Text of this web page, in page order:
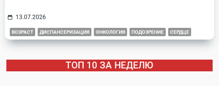
13.07.2026
ВОЗРАСТ ДИСПАНСЕРИЗАЦИЯ ОНКОЛОГИЯ ПОДОЗРЕНИЕ СЕРДЦЕ
ТОП 10 ЗА НЕДЕЛЮ